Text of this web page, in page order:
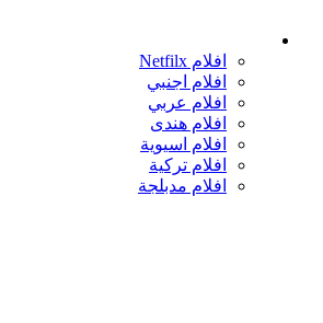
افلام Netfilx
افلام اجنبي
افلام عربي
افلام هندى
افلام اسيوية
افلام تركية
افلام مدبلجة